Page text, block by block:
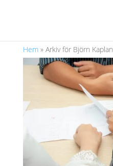
Hem» Arkiv för Björn Kaplan